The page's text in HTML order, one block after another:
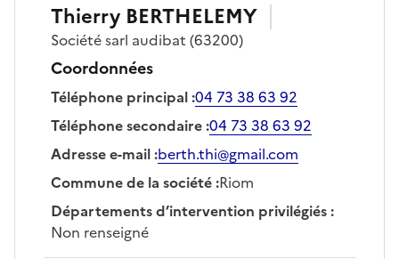
Thierry BERTHELEMY
Sociétésarl audibat (63200)
Coordonnées
Téléphone principal:04 73 38 63 92
Téléphone secondaire:04 73 38 63 92
Adresse e-mail:berth.thi@gmail.com
Commune de la société:Riom
Départements d’intervention privilégiés:
Non renseigné